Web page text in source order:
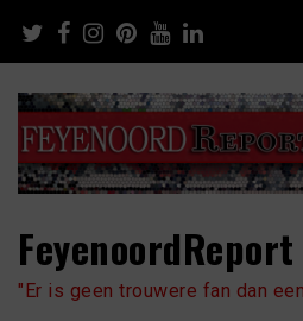
content
FeyenoordReport
"Er is geen trouwere fan dan